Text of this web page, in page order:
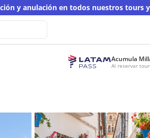
y anulación en todos nuestros tours
resultados
Acumula
Al reservar